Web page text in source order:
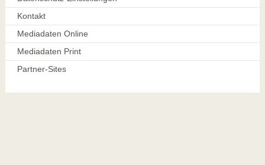
Kontakt
Mediadaten Online
Mediadaten Print
Partner-Sites